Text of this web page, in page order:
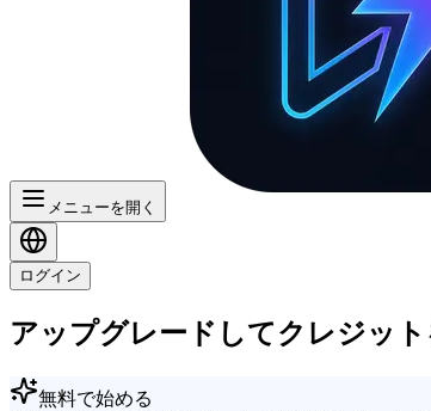
メニューを開く
ログイン
アップグレードしてクレジッ
無料で始める